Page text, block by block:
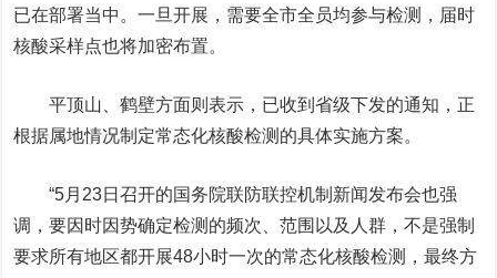
已在部署当中。一旦开展，需要全市全员均参与检测，届时
核酸采样点也将加密布置。
平顶山、鹤壁方面则表示，已收到省级下发的通知，正
根据属地情况制定常态化核酸检测的具体实施方案。
“5月23日召开的国务院联防联控机制新闻发布会也强
调，要因时因势确定检测的频次、范围以及人群，不是强制
要求所有地区都开展48小时一次的常态化核酸检测，最终方